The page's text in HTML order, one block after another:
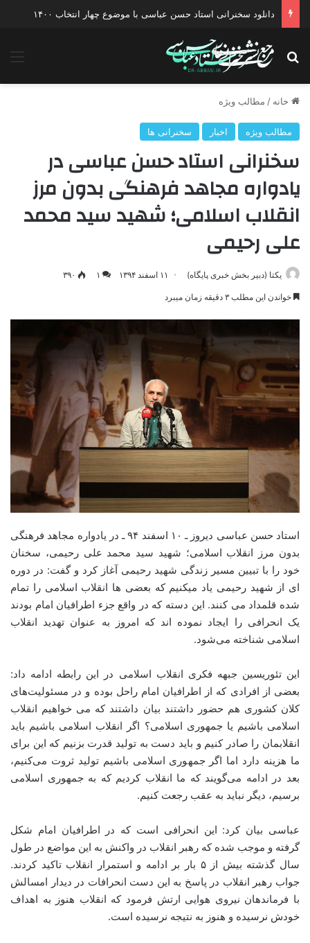
دانلود سخنرانی استاد حسن عباسی با موضوع چهار انتخاب ۱۴۰۰
جستجو برای
خانه / مطالب ویژه
مطالب ویژه اخبار سخنرانی ها
سخنرانی استاد حسن عباسی در
یادواره مجاهد فرهنگی بدون مرز
انقلاب اسلامی؛ شهید سید محمد
علی رحیمی
یکتا (دبیر بخش خبری پایگاه) ۱۱ اسفند ۱۳۹۴ ۱ ۳۹۰
خواندن این مطلب ۳ دقیقه زمان میبرد
استاد حسن عباسی دیروز ـ ۱۰ اسفند ۹۴ ـ در یادواره مجاهد فرهنگی
بدون مرز انقلاب اسلامی؛ شهید سید محمد علی رحیمی، سخنان
خود را با تبیین مسیر زندگی شهید رحیمی آغاز کرد و گفت: در دوره
ای از شهید رحیمی یاد میکنیم که بعضی ها انقلاب اسلامی را تمام
شده قلمداد می کنند. این دسته که در واقع جزء اطرافیان امام بودند
یک انحرافی را ایجاد نموده اند که امروز به عنوان تهدید انقلاب
اسلامی شناخته می‌شود.
این تئوریسین جبهه فکری انقلاب اسلامی در این رابطه ادامه داد:
بعضی از افرادی که از اطرافیان امام راحل بوده و در مسئولیت‌های
کلان کشوری هم حضور داشتند بیان داشتند که می خواهیم انقلاب
اسلامی باشیم یا جمهوری اسلامی؟ اگر انقلاب اسلامی باشیم باید
انقلابمان را صادر کنیم و باید دست به تولید قدرت بزنیم که این برای
ما هزینه دارد اما اگر جمهوری اسلامی باشیم تولید ثروت می‌کنیم،
بعد در ادامه می‌گویند که ما انقلاب کردیم که به جمهوری اسلامی
برسیم، دیگر نباید به عقب رجعت کنیم.
عباسی بیان کرد: این انحرافی است که در اطرافیان امام شکل
گرفته و موجب شده که رهبر انقلاب در واکنش به این مواضع در طول
سال گذشته بیش از ۵ بار بر ادامه و استمرار انقلاب تاکید کردند.
جواب رهبر انقلاب در پاسخ به این دست انحرافات در دیدار امسالش
با فرماندهان نیروی هوایی ارتش فرمود که انقلاب هنوز به اهداف
خودش نرسیده و هنوز به نتیجه نرسیده است.